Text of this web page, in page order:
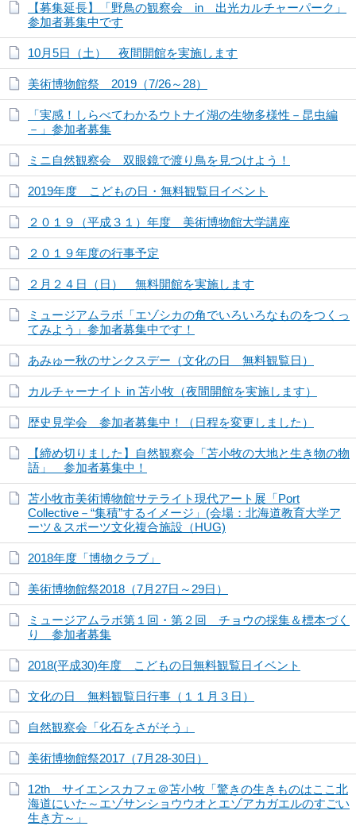
【募集延長】「野鳥の観察会 in 出光カルチャーパーク」
参加者募集中です
10月5日（土） 夜間開館を実施します
美術博物館祭 2019（7/26～28）
「実感！しらべてわかるウトナイ湖の生物多様性－昆虫編
－」参加者募集
ミニ自然観察会 双眼鏡で渡り鳥を見つけよう！
2019年度 こどもの日・無料観覧日イベント
２０１９（平成３１）年度 美術博物館大学講座
２０１９年度の行事予定
２月２４日（日） 無料開館を実施します
ミュージアムラボ「エゾシカの角でいろいろなものをつくっ
てみよう」参加者募集中です！
あみゅー秋のサンクスデー（文化の日 無料観覧日）
カルチャーナイト in 苫小牧（夜間開館を実施します）
歴史見学会 参加者募集中！（日程を変更しました）
【締め切りました】自然観察会「苫小牧の大地と生き物の物
語」 参加者募集中！
苫小牧市美術博物館サテライト現代アート展「Port
Collective－“集積”するイメージ」(会場：北海道教育大学ア
ーツ＆スポーツ文化複合施設（HUG)
2018年度「博物クラブ」
美術博物館祭2018（7月27日～29日）
ミュージアムラボ第１回・第２回 チョウの採集＆標本づく
り 参加者募集
2018(平成30)年度 こどもの日無料観覧日イベント
文化の日 無料観覧日行事（１１月３日）
自然観察会「化石をさがそう」
美術博物館祭2017（7月28-30日）
12th サイエンスカフェ＠苫小牧「驚きの生きものはここ北
海道にいた～エゾサンショウウオとエゾアカガエルのすごい
生き方～」